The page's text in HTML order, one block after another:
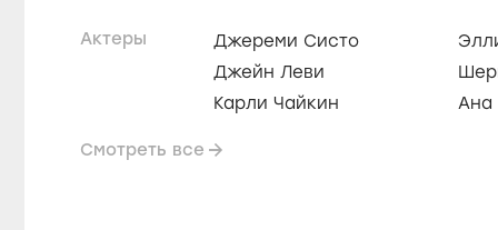
Актеры
Джереми Систо
Джейн Леви
Карли Чайкин
Ана
Смотреть все